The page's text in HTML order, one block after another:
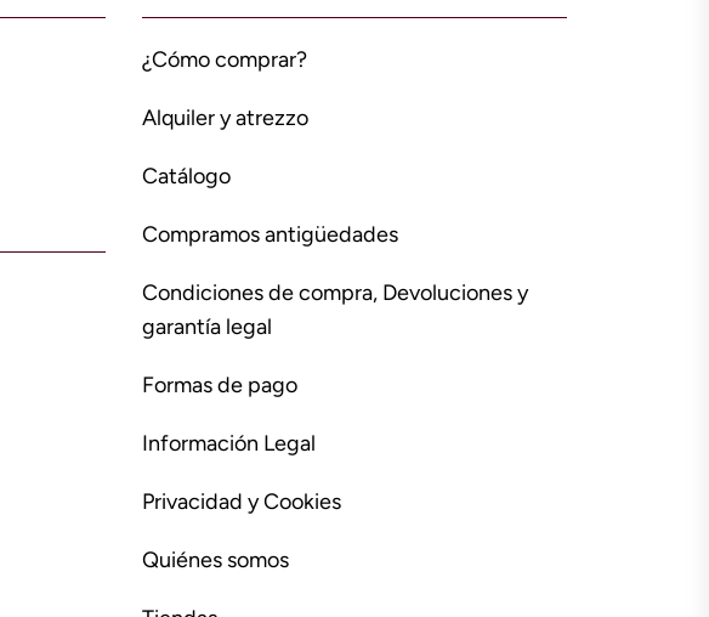
¿Cómo comprar?
Alquiler y atrezzo
Catálogo
Compramos antigüedades
Condiciones de compra, Devoluciones y
garantía legal
Formas de pago
Información Legal
Privacidad y Cookies
Quiénes somos